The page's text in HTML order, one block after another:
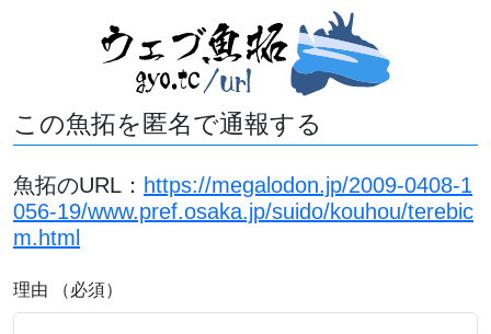
この魚拓を匿名で通報する
魚拓のURL： https://megalodon.jp/2009-0408-1
056-19/www.pref.osaka.jp/suido/kouhou/terebic
m.html
理由 （必須）